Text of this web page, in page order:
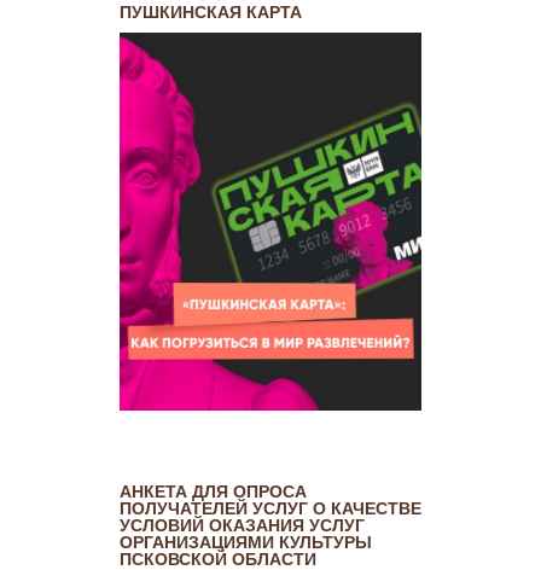
ПУШКИНСКАЯ КАРТА
АНКЕТА ДЛЯ ОПРОСА
ПОЛУЧАТЕЛЕЙ УСЛУГ О КАЧЕСТВЕ
УСЛОВИЙ ОКАЗАНИЯ УСЛУГ
ОРГАНИЗАЦИЯМИ КУЛЬТУРЫ
ПСКОВСКОЙ ОБЛАСТИ